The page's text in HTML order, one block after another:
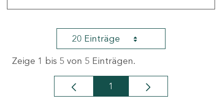
20 Einträge
Zeige 1 bis 5 von 5 Einträgen.
Seite
1